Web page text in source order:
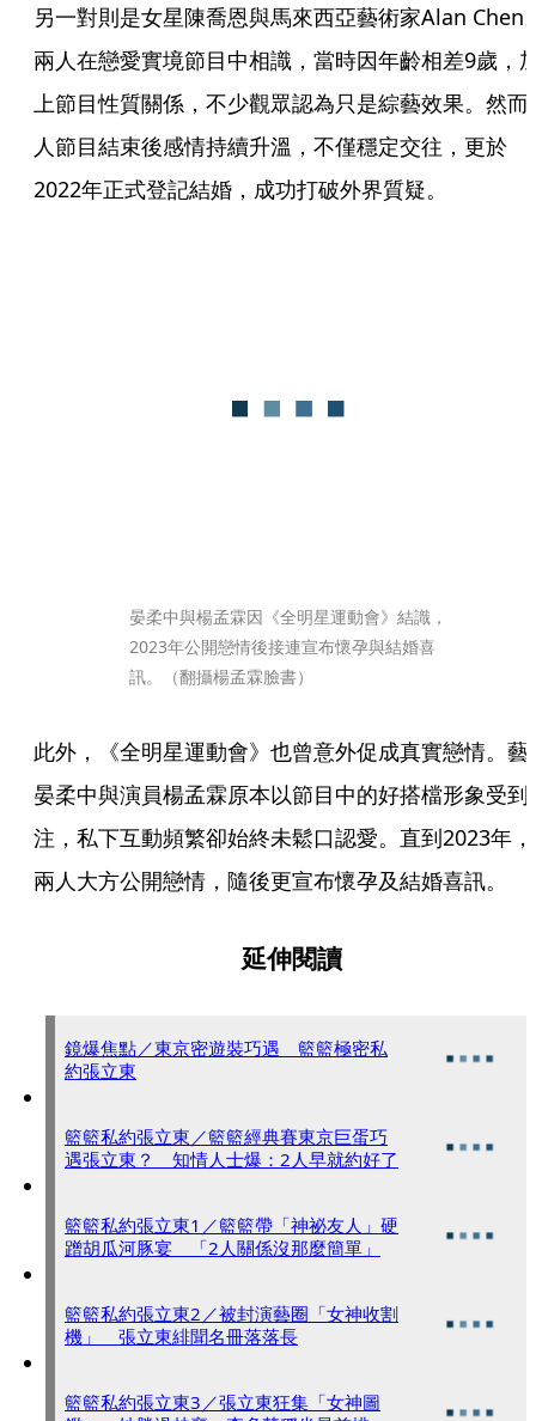
另一對則是女星陳喬恩與馬來西亞藝術家Alan Chen
兩人在戀愛實境節目中相識，當時因年齡相差9歲，
上節目性質關係，不少觀眾認為只是綜藝效果。然而
人節目結束後感情持續升溫，不僅穩定交往，更於
2022年正式登記結婚，成功打破外界質疑。
晏柔中與楊孟霖因《全明星運動會》結識，
2023年公開戀情後接連宣布懷孕與結婚喜
訊。（翻攝楊孟霖臉書）
此外，《全明星運動會》也曾意外促成真實戀情。藝
晏柔中與演員楊孟霖原本以節目中的好搭檔形象受到
注，私下互動頻繁卻始終未鬆口認愛。直到2023年，
兩人大方公開戀情，隨後更宣布懷孕及結婚喜訊。
延伸閱讀
鏡爆焦點／東京密遊裝巧遇 籃籃極密私
約張立東
籃籃私約張立東／籃籃經典賽東京巨蛋巧
遇張立東？ 知情人士爆：2人早就約好了
籃籃私約張立東1／籃籃帶「神祕友人」硬
蹭胡瓜河豚宴 「2人關係沒那麼簡單」
籃籃私約張立東2／被封演藝圈「女神收割
機」 張立東緋聞名冊落落長
籃籃私約張立東3／張立東狂集「女神圖